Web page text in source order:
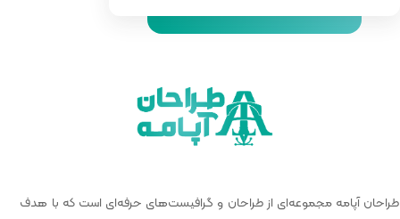
گرافیست‌های حرفه‌ای است که با هدف